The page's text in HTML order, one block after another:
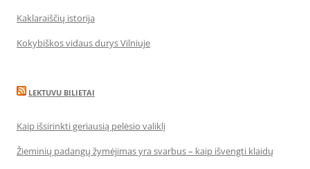
Kaklaraiščių istorija
Kokybiškos vidaus durys Vilniuje
LEKTUVU BILIETAI
Kaip išsirinkti geriausią pelėsio valiklį
Žieminių padangų žymėjimas yra svarbus – kaip išvengti klaidų